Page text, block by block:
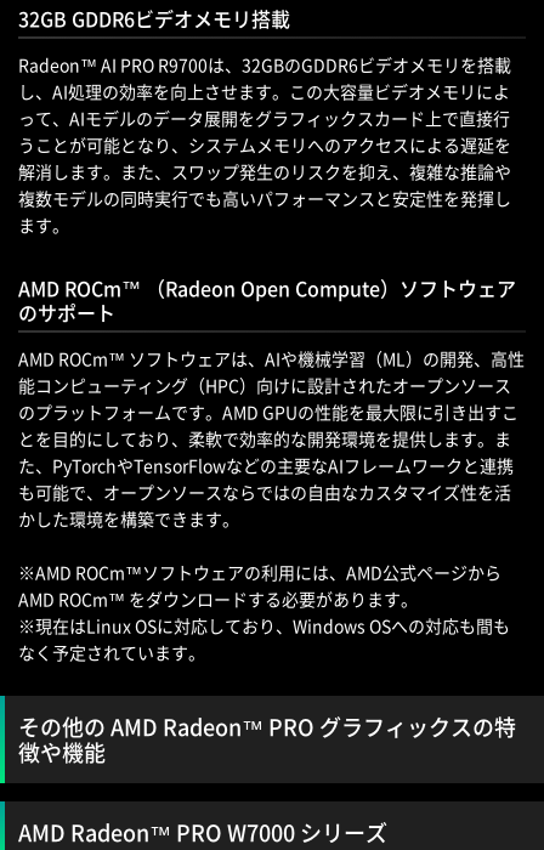
32GB GDDR6ビデオメモリ搭載
Radeon™ AI PRO R9700は、32GBのGDDR6ビデオメモリを搭載
し、AI処理の効率を向上させます。この大容量ビデオメモリによ
って、AIモデルのデータ展開をグラフィックスカード上で直接行
うことが可能となり、システムメモリへのアクセスによる遅延を
解消します。また、スワップ発生のリスクを抑え、複雑な推論や
複数モデルの同時実行でも高いパフォーマンスと安定性を発揮し
ます。
AMD ROCm™ （Radeon Open Compute）ソフトウェア
のサポート
AMD ROCm™ ソフトウェアは、AIや機械学習（ML）の開発、高性
能コンピューティング（HPC）向けに設計されたオープンソース
のプラットフォームです。AMD GPUの性能を最大限に引き出すこ
とを目的にしており、柔軟で効率的な開発環境を提供します。ま
た、PyTorchやTensorFlowなどの主要なAIフレームワークと連携
も可能で、オープンソースならではの自由なカスタマイズ性を活
かした環境を構築できます。
※AMD ROCm™ソフトウェアの利用には、AMD公式ページから
AMD ROCm™ をダウンロードする必要があります。
※現在はLinux OSに対応しており、Windows OSへの対応も間も
なく予定されています。
その他の AMD Radeon™ PRO グラフィックスの特
徴や機能
AMD Radeon™ PRO W7000 シリーズ